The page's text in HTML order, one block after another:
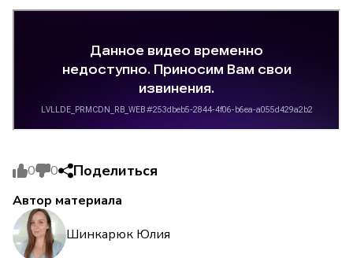
0 0 Поделиться
Автор материала
Шинкарюк Юлия